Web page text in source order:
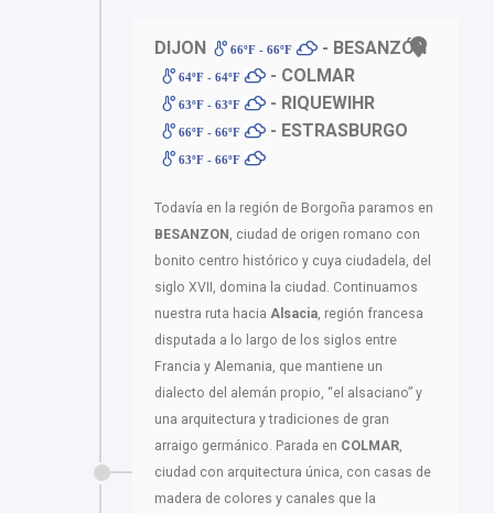
DIJON 66ºF - 66ºF - BESANZÓN
64ºF - 64ºF - COLMAR
63ºF - 63ºF - RIQUEWIHR
66ºF - 66ºF - ESTRASBURGO
63ºF - 66ºF
Todavía en la región de Borgoña paramos en
BESANZON , ciudad de origen romano con
bonito centro histórico y cuya ciudadela, del
siglo XVII, domina la ciudad. Continuamos
nuestra ruta hacia Alsacia , región francesa
disputada a lo largo de los siglos entre
Francia y Alemania, que mantiene un
dialecto del alemán propio, “el alsaciano” y
una arquitectura y tradiciones de gran
arraigo germánico. Parada en COLMAR
ciudad con arquitectura única, con casas de
madera de colores y canales que la